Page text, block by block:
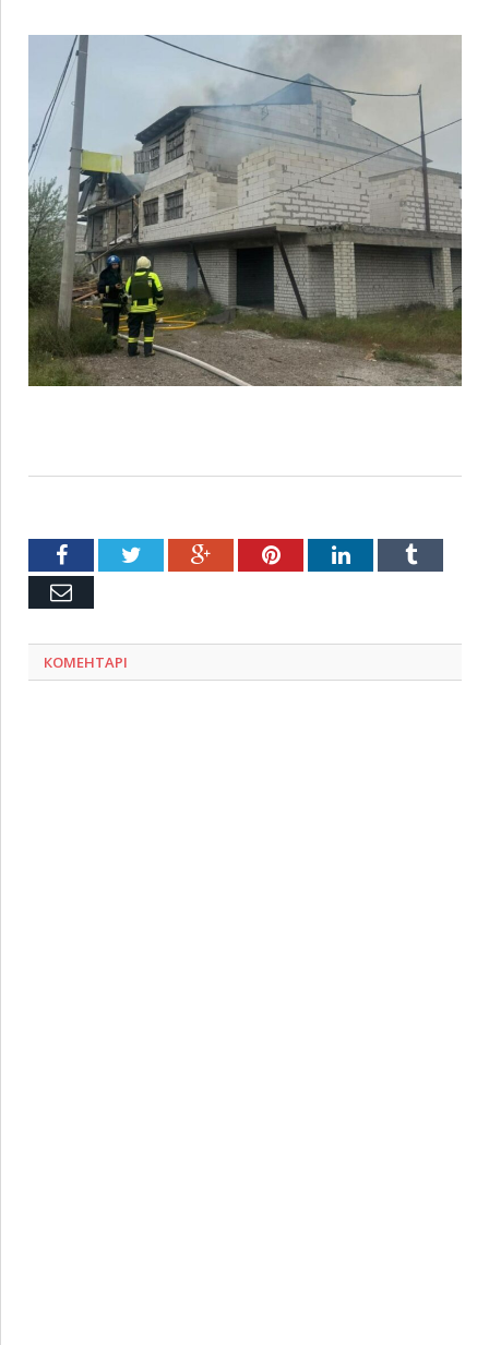
FacebookTwitter Google+PinterestLinkedInTumblr
Емейл
КОМЕНТАРІ